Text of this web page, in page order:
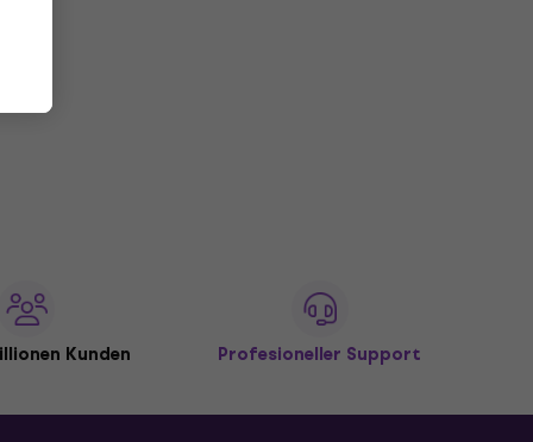
Kunden Profesioneller Support